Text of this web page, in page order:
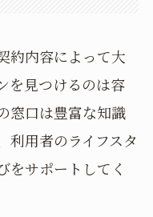
約内容によって大
を見つけるのは容
窓口は豊富な知識
利用者のライフスタ
をサポートしてく